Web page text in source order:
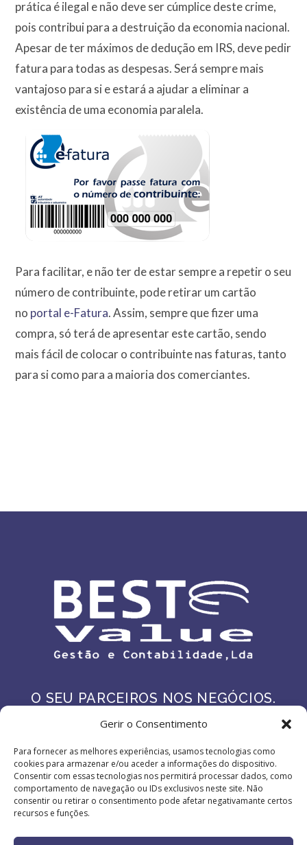
Gerir o Consentimento
Para fornecer as melhores experiências, usamos tecnologias como
cookies para armazenar e/ou aceder a informações do dispositivo.
Consentir com essas tecnologias nos permitirá processar dados, como
comportamento de navegação ou IDs exclusivos neste site. Não
consentir ou retirar o consentimento pode afetar negativamante certos
recursos e funções.
prática é ilegal e não deve ser cúmplice deste crime,
pois contribui para a destruição da economia nacional.
Apesar de ter máximos de dedução em IRS, deve pedir
fatura para todas as despesas. Será sempre mais
vantajoso para si e estará a ajudar a eliminar a
existência de uma economia paralela.
Para facilitar, e não ter de estar sempre a repetir o seu
número de contribuinte, pode retirar um cartão
no portal e-Fatura. Assim, sempre que fizer uma
compra, só terá de apresentar este cartão, sendo
mais fácil de colocar o contribuinte nas faturas, tanto
para si como para a maioria dos comerciantes.
O SEU PARCEIROS NOS NEGÓCIOS.
Lisboa - Carnaxide - Sesimbra